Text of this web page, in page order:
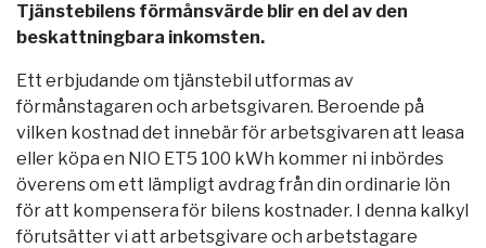
Tjänstebilens förmånsvärde blir en del av den
beskattningbara inkomsten.
Ett erbjudande om tjänstebil utformas av
förmånstagaren och arbetsgivaren. Beroende på
vilken kostnad det innebär för arbetsgivaren att leasa
eller köpa en NIO ET5 100 kWh kommer ni inbördes
överens om ett lämpligt avdrag från din ordinarie lön
för att kompensera för bilens kostnader. I denna kalkyl
förutsätter vi att arbetsgivare och arbetstagare